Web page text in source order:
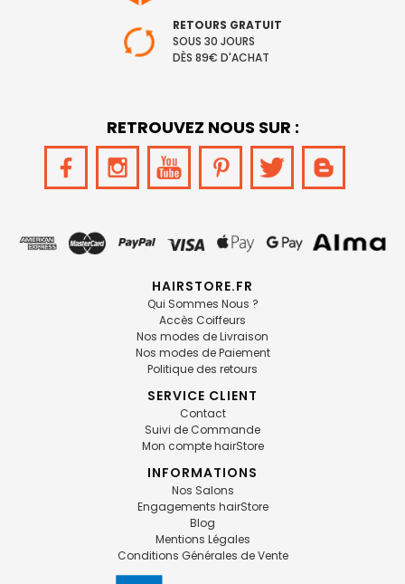
RETOURS GRATUIT
SOUS 30 JOURS
DÈS 89€ D'ACHAT
RETROUVEZ NOUS SUR :
HAIRSTORE.FR
Qui Sommes Nous ?
Accès Coiffeurs
Nos modes de Livraison
Nos modes de Paiement
Politique des retours
SERVICE CLIENT
Contact
Suivi de Commande
Mon compte hairStore
INFORMATIONS
Nos Salons
Engagements hairStore
Blog
Mentions Légales
Conditions Générales de Vente